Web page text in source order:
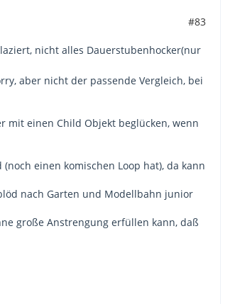
#83
nicht alles Dauerstubenhocker(nur
aber nicht der passende Vergleich, bei
mit einen Child Objekt beglücken, wenn
einen komischen Loop hat), da kann
nach Garten und Modellbahn junior
große Anstrengung erfüllen kann, daß